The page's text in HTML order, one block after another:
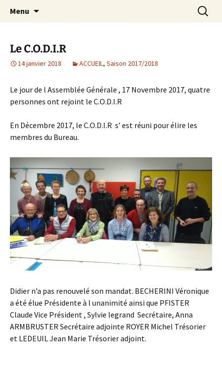
AMB55
Le site web de l'Association Multisports
Barisienne : Badminton, course à pied,
Menu
Le C.O.D.I.R
14 janvier 2018 ACCUEIL, Saison 2017/2018
Le jour de l Assemblée Générale , 17 Novembre 2017, quatre
personnes ont rejoint le C.O.D.I.R
En Décembre 2017, le C.O.D.I.R s’ est réuni pour élire les
membres du Bureau.
Didier n’a pas renouvelé son mandat. BECHERINI Véronique
a été élue Présidente à l unanimité ainsi que PFISTER
Claude Vice Président , Sylvie legrand Secrétaire, Anna
ARMBRUSTER Secrétaire adjointe ROYER Michel Trésorier
et LEDEUIL Jean Marie Trésorier adjoint.